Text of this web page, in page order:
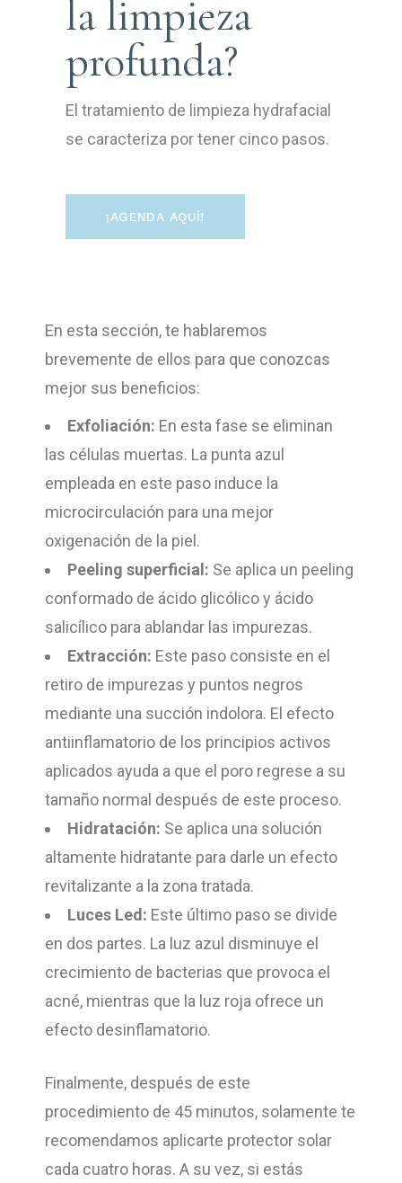
la limpieza
profunda?
El tratamiento de limpieza hydrafacial
se caracteriza por tener cinco pasos.
¡AGENDA AQUÍ!
En esta sección, te hablaremos
brevemente de ellos para que conozcas
mejor sus beneficios:
Exfoliación: En esta fase se eliminan
las células muertas. La punta azul
empleada en este paso induce la
microcirculación para una mejor
oxigenación de la piel.
Peeling superficial: Se aplica un peeling
conformado de ácido glicólico y ácido
salicílico para ablandar las impurezas.
Extracción: Este paso consiste en el
retiro de impurezas y puntos negros
mediante una succión indolora. El efecto
antiinflamatorio de los principios activos
aplicados ayuda a que el poro regrese a su
tamaño normal después de este proceso.
Hidratación: Se aplica una solución
altamente hidratante para darle un efecto
revitalizante a la zona tratada.
Luces Led: Este último paso se divide
en dos partes. La luz azul disminuye el
crecimiento de bacterias que provoca el
acné, mientras que la luz roja ofrece un
efecto desinflamatorio.
Finalmente, después de este
procedimiento de 45 minutos, solamente te
recomendamos aplicarte protector solar
cada cuatro horas. A su vez, si estás